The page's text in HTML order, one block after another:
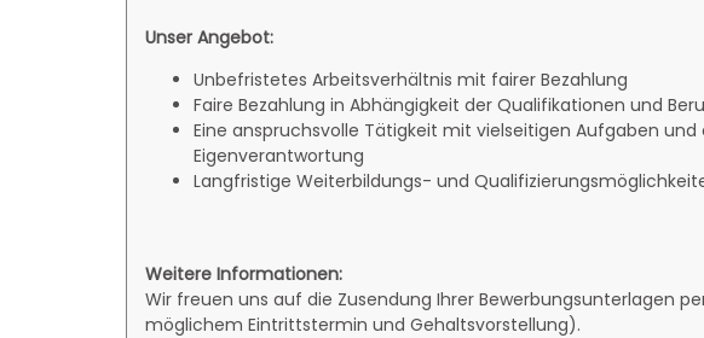
Unser Angebot:
Unbefristetes Arbeitsverhältnis mit fairer Bezahlung
Faire Bezahlung in Abhängigkeit der Qualifikationen und
Eine anspruchsvolle Tätigkeit mit vielseitigen Aufgaben
Eigenverantwortung
Langfristige Weiterbildungs- und
Weitere Informationen:
Wir freuen uns auf die Zusendung Ihrer Bewerbungsunterlagen
möglichem Eintrittstermin und Gehaltsvorstellung).